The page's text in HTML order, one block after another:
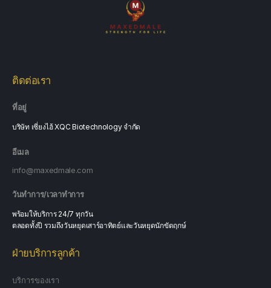
ติดต่อเรา
ที่อยู่
บริษัท เซี่ยงไฮ้ XQC Biotechnology จำกัด
อีเมล
info@maxedmale.com
วันทำการ/เวลาทำการ
พร้อมให้บริการ 24/7 ทุกวัน
ตลอดทั้งปี รวมถึงวันหยุดเสาร์อาทิตย์และวันหยุดนักขัตฤกษ์
ฝ่ายบริการลูกค้า
บริการของเรา